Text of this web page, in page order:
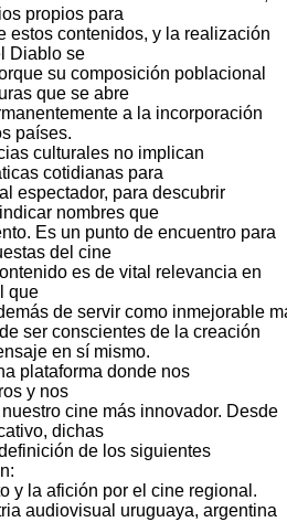
propios para
estos contenidos, y la realización
Diablo se
su composición poblacional
que se abre
a la incorporación
países.
culturales no implican
cotidianas para
espectador, para descubrir
nombres que
Es un punto de encuentro para
del cine
es de vital relevancia en
que
de servir como inmejorable
ser conscientes de la creación
en sí mismo.
plataforma donde nos
y nos
cine más innovador. Desde
dichas
de los siguientes
y la afición por el cine regional.
audiovisual uruguaya, argentina